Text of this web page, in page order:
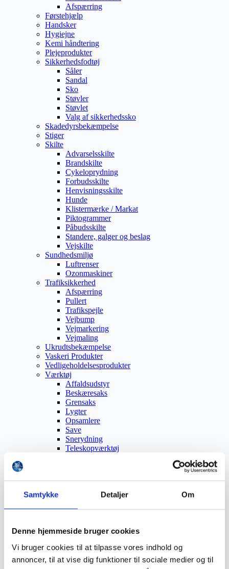
Samtykke Detaljer Om
Denne hjemmeside bruger cookies
Vi bruger cookies til at tilpasse vores indhold og
annoncer, til at vise dig funktioner til sociale medier og til
Afspærring
Førstehjælp
Handsker
Hygiejne
Kemi håndtering
Plejeprodukter
Sikkerhedsfodtøj
Såler
Sandal
Sko
Støvler
Støvlet
Valg af sikkerhedssko
Skadedyrsbekæmpelse
Stiger
Skilte
Advarselsskilte
Brandskilte
Cykeloprydning
Forbudsskilte
Henvisningsskilte
Hunde
Klistermærke / Markat
Piktogrammer
Påbudsskilte
Standere, galger og beslag
Vejskilte
Sundhedsmiljø
Luftrenser
Ozonmaskiner
Trafiksikkerhed
Afspærring
Pullert
Trafikspejle
Vejbump
Vejmarkering
Vejmaling
Ukrudtsbekæmpelse
Vaskeri Produkter
Vedligeholdelsesprodukter
Værktøj
Affaldsudstyr
Beskæresaks
Grensaks
Lygter
Opsamlere
Save
Snerydning
Teleskopværktøj
Øjenværn
Kurser
Kemi håndtering